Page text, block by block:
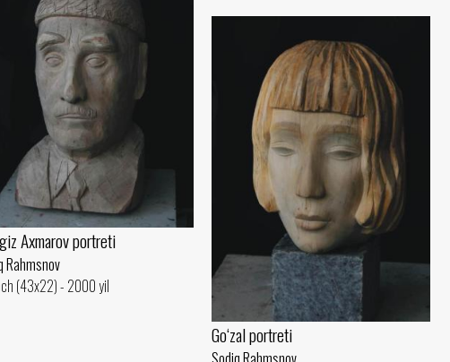
Axmarov portreti
Rahmsnov
(43x22) - 2000 yil
Go‘zal portreti